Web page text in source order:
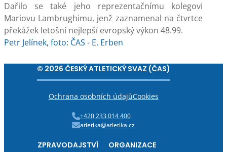
Dařilo se také jeho reprezentačnímu kolegovi
Mariovu Lambrughimu, jenž zaznamenal na čtvrtce
překážek letošní nejlepší evropský výkon 48.99.
Petr Jelínek, foto: ČAS - E. Erben
© 2026 ČESKÝ ATLETICKÝ SVAZ (ČAS)
Ochrana osobních údajůCookies
+420 233 014 400
atletika@atletika.cz
ZPRAVODAJSTVÍ ORGANIZACE